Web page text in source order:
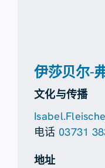
伊莎贝尔-
文化与传播
电话 03731
地址